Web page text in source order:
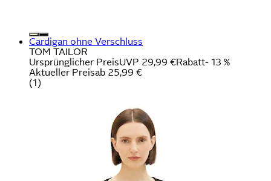
Cardigan ohne Verschluss
TOM TAILOR
Ursprünglicher PreisUVP 29,99 €Rabatt- 13 %
Aktueller Preisab 25,99 €
(1)